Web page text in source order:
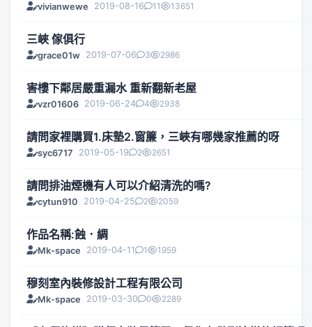
vivianwewe 2019-08-16 11 13651
三峽 傢俱行
grace01w 2019-07-06 3 2986
害樓下鄰居嚴重漏水 重新翻新老屋
vzr01606 2019-06-24 4 2938
請問家裡購買1.床墊2.窗簾，三峽有哪幾家推薦的呀
syc6717 2019-05-19 2 2651
請問排油煙機有人可以介紹清洗的嗎?
cytun910 2019-04-25 2 2059
作品名稱:蝕．綢
Mk-space 2019-04-11 1 1959
穆刻室內裝修設計工程有限公司
Mk-space 2019-03-30 0 2289